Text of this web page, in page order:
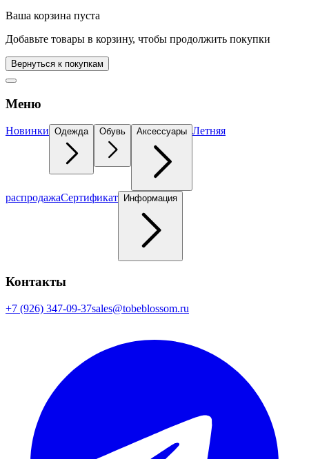
Ваша корзина пуста
Добавьте товары в корзину, чтобы продолжить покупки
Вернуться к покупкам
Меню
Новинки Одежда Обувь Аксессуары Летняя
распродажаСертификат Информация
Контакты
+7 (926) 347-09-37sales@tobeblossom.ru